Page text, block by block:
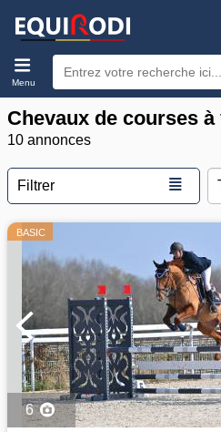
Menu
Chevaux de courses à
10 annonces
Filtrer ≣
BASIC
6